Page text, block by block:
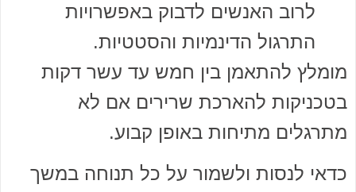
לרוב האנשים לדבוק באפשרויות
התרגול הדינמיות והסטטיות.
מומלץ להתאמן בין חמש עד עשר דקות
בטכניקות להארכת שרירים אם לא
מתרגלים מתיחות באופן קבוע.
כדאי לנסות ולשמור על כל תנוחה במשך